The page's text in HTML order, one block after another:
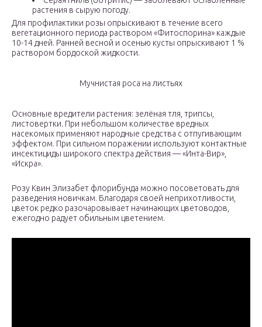
растения в сырую погоду.
Для профилактики розы опрыскивают в течение всего
вегетационного периода раствором «Фитоспорина» каждые
10-14 дней. Ранней весной и осенью кусты опрыскивают 1 %
раствором бордоской жидкости.
Мучнистая роса на листьях
Основные вредители растения: зелёная тля, трипсы,
листовертки. При небольшом количестве вредных
насекомых применяют народные средства с отпугивающим
эффектом. При сильном поражении используют контактные
инсектициды широкого спектра действия — «Инта-Вир»,
«Искра».
Розу Квин Элизабет флорибунда можно посоветовать для
разведения новичкам. Благодаря своей неприхотливости,
цветок редко разочаровывает начинающих цветоводов,
ежегодно радует обильным цветением.